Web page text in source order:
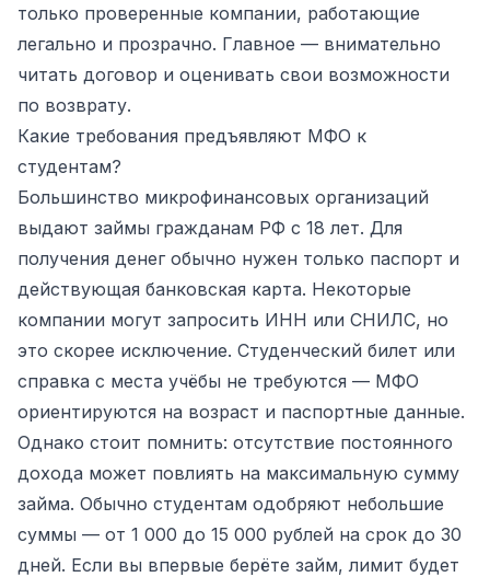
только проверенные компании, работающие
легально и прозрачно. Главное — внимательно
читать договор и оценивать свои возможности
по возврату.
Какие требования предъявляют МФО к
студентам?
Большинство микрофинансовых организаций
выдают займы гражданам РФ с 18 лет. Для
получения денег обычно нужен только паспорт и
действующая банковская карта. Некоторые
компании могут запросить ИНН или СНИЛС, но
это скорее исключение. Студенческий билет или
справка с места учёбы не требуются — МФО
ориентируются на возраст и паспортные данные.
Однако стоит помнить: отсутствие постоянного
дохода может повлиять на максимальную сумму
займа. Обычно студентам одобряют небольшие
суммы — от 1 000 до 15 000 рублей на срок до 30
дней. Если вы впервые берёте займ, лимит будет